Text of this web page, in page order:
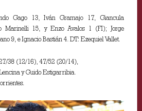
Gago 13, Iván Gramajo 17, Giancula
Marinelli 15, y Enzo Avalos 1 (FI); Jorge
9, e Ignacio Bastián 4. DT: Ezequiel Vallet.
38 (12/16), 47/52 (20/14),
y Guido Estigarribia.